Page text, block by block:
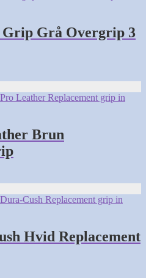
Grip Grå Overgrip 3
Brun
Hvid Replacement